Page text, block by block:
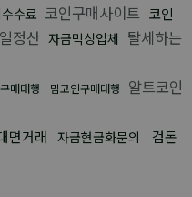
수료 코인구매사이트 코인
정산 자금믹싱업체 탈세하는
매대행 밈코인구매대행
알트코인
면거래 자금현금화문의
검돈